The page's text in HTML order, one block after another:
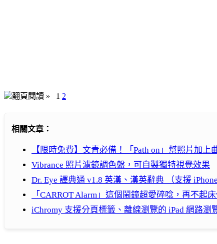
翻頁閱讀 » 1 2
相關文章：
【限時免費】文青必備！「Path on」幫照片加上
Vibrance 照片濾鏡調色盤，可自製獨特視覺效果
Dr. Eye 譯典通 v1.8 英漢、漢英辭典 （支援 iPhone
「CARROT Alarm」這個鬧鐘超愛碎唸，再不起
iChromy 支援分頁標籤、離線瀏覽的 iPad 網路瀏